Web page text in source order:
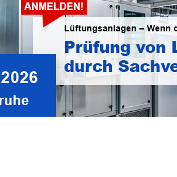
(die die Atmung erhöhen würden). Die
Luft beträgt 20 °C, die
einer Expertise des auf Luftbefeuchtung
– lesen Sie in cci Wissensportal